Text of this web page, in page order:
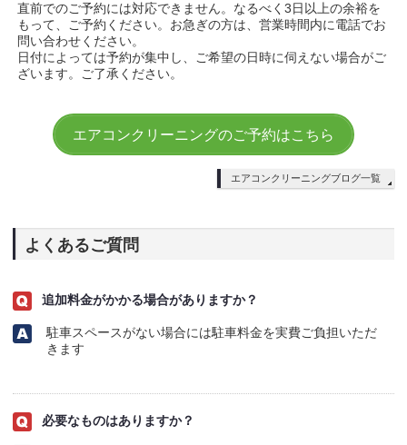
直前でのご予約には対応できません。なるべく3日以上の余裕を
もって、ご予約ください。お急ぎの方は、営業時間内に電話でお
問い合わせください。
日付によっては予約が集中し、ご希望の日時に伺えない場合がご
ざいます。ご了承ください。
エアコンクリーニングのご予約はこちら
エアコンクリーニングブログ一覧
よくあるご質問
追加料金がかかる場合がありますか？
駐車スペースがない場合には駐車料金を実費ご負担いただ
きます
必要なものはありますか？